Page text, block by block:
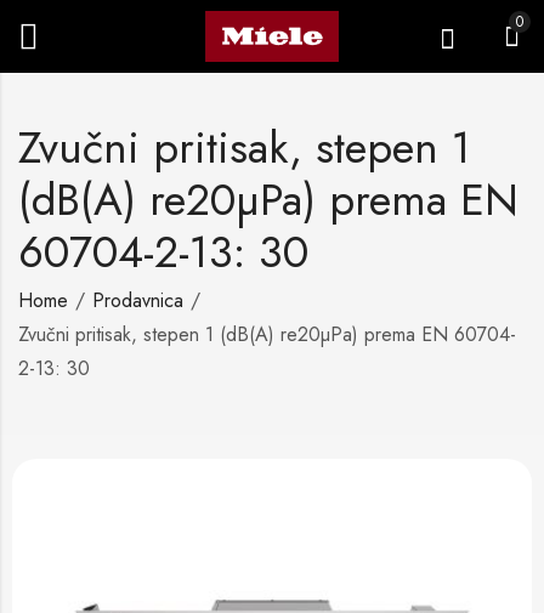
0
Zvučni pritisak, stepen 1
(dB(A) re20µPa) prema EN
60704-2-13: 30
Home
Prodavnica
Zvučni pritisak, stepen 1 (dB(A) re20µPa) prema EN 60704-
2-13: 30